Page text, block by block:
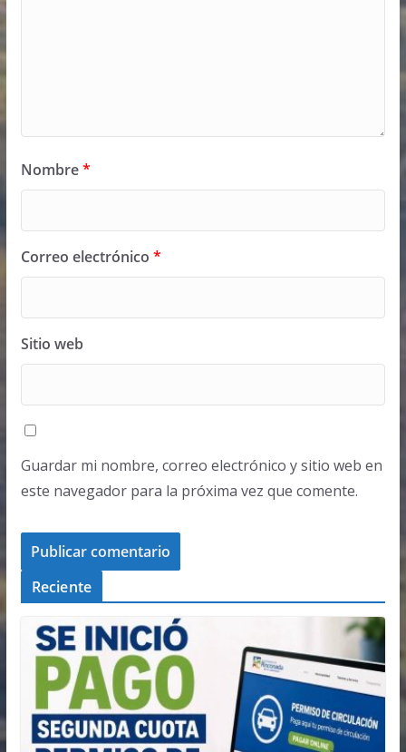
Nombre*
Correo electrónico *
Sitio web
Guardar mi nombre, correo electrónico y sitio web en
este navegador para la próxima vez que comente.
Reciente